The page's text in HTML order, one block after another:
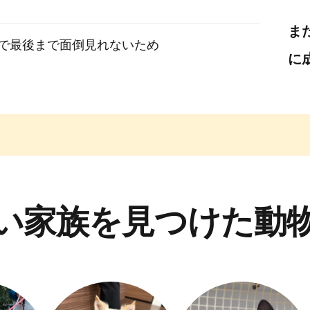
最後まで面倒見れないため
ま
に
家族を見つけた動